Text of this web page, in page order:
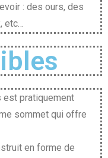
: des ours, des
etc…
est pratiquement
sommet qui offre
en forme de